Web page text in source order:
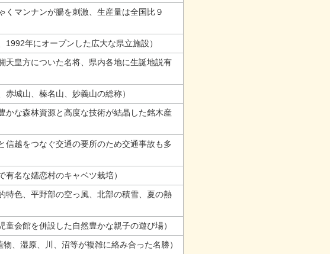
マンナンが腸を刺激、生産量は全国比９
年にオープンした広大な県立施設）
皇方についた名将、県内各地に生誕地説有
城山、榛名山、妙義山の総称）
な森林資源と高度な技術が結晶した銘木産
越をつなぐ交通の要所のため交通事故も多
名な嬬恋村のキャベツ栽培）
特色、平野部の空っ風、北部の積雪、夏の熱
会館を併設した自然豊かな親子の遊び場）
、湿原、川、沼等が複雑に絡み合った名勝）